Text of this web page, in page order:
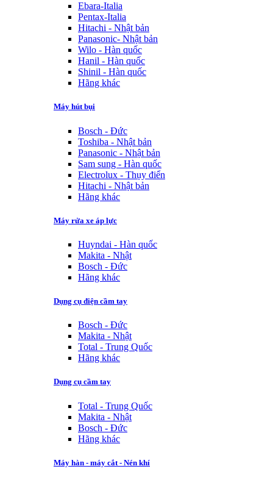
Ebara-Italia
Pentax-Italia
Hitachi - Nhật bản
Panasonic- Nhật bản
Wilo - Hàn quốc
Hanil - Hàn quốc
Shinil - Hàn quốc
Hãng khác
Máy hút bụi
Bosch - Đức
Toshiba - Nhật bản
Panasonic - Nhật bản
Sam sung - Hàn quốc
Electrolux - Thụy điển
Hitachi - Nhật bản
Hãng khác
Máy rửa xe áp lực
Huyndai - Hàn quốc
Makita - Nhật
Bosch - Đức
Hãng khác
Dụng cụ điện cầm tay
Bosch - Đức
Makita - Nhật
Total - Trung Quốc
Hãng khác
Dụng cụ cầm tay
Total - Trung Quốc
Makita - Nhật
Bosch - Đức
Hãng khác
Máy hàn - máy cắt - Nén khí